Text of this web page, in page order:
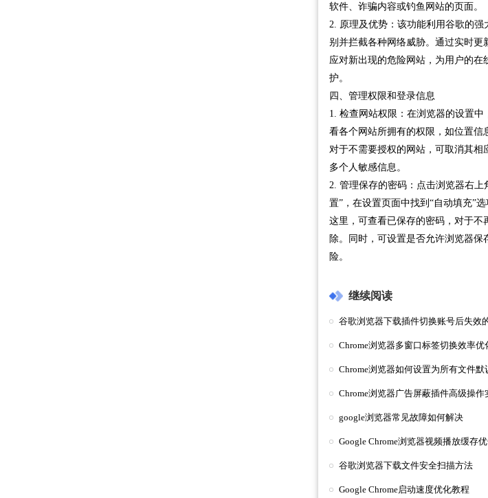
软件、诈骗内容或钓鱼网站的页面。
2. 原理及优势：该功能利用谷歌的强
别并拦截各种网络威胁。通过实时更
应对新出现的危险网站，为用户的在
护。
四、管理权限和登录信息
1. 检查网站权限：在浏览器的设置中
看各个网站所拥有的权限，如位置信
对于不需要授权的网站，可取消其相
多个人敏感信息。
2. 管理保存的密码：点击浏览器右上
置”，在设置页面中找到“自动填充”
这里，可查看已保存的密码，对于不
除。同时，可设置是否允许浏览器保
险。
继续阅读
谷歌浏览器下载插件切换账号后失效
Chrome浏览器多窗口标签切换效率优
Chrome浏览器如何设置为所有文件默
Chrome浏览器广告屏蔽插件高级操作
google浏览器常见故障如何解决
Google Chrome浏览器视频播放缓存
谷歌浏览器下载文件安全扫描方法
Google Chrome启动速度优化教程